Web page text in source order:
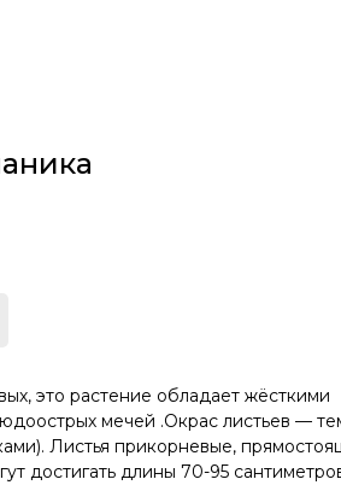
это растение обладает жёсткими
мечей .Окрас листьев —
Листья прикорневые,
достигать длины 70-95